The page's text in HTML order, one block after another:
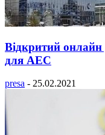
Відкритий онлайн
для АЕС
presa - 25.02.2021